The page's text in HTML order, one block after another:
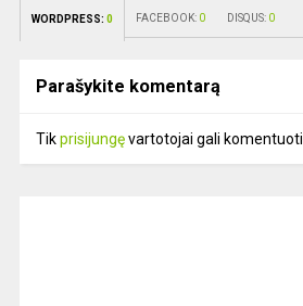
WORDPRESS: 0 FACEBOOK: 0 DISQUS: 0
Parašykite komentarą
Tikprisijungęvartotojai gali komentuoti.